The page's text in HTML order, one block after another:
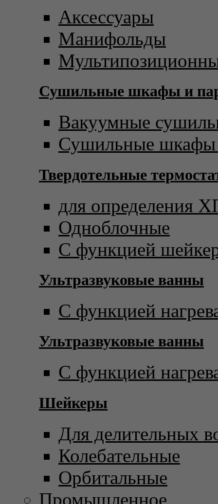
Аксессуары
Манифольды
Сушильные шкафы и
Вакуумные
Сушильные шкафы
Твердотельные
для определения
Одноблочные
С функцией
Ультразвуковые ванны
С функцией
Ультразвуковые ванны
С функцией
Шейкеры
Для делительных
Колебательные
Орбитальные
Промышленное